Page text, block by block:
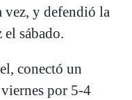
vez, y defendió la
sábado.
conectó un
por 5-4